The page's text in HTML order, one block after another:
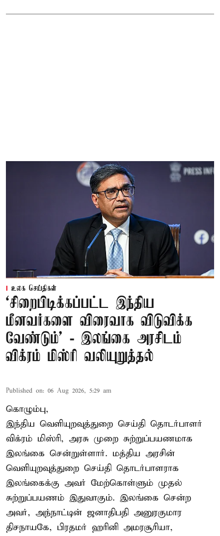
உலக செய்திகள்
‘சிறைபிடிக்கப்பட்ட இந்திய
மீனவர்களை விரைவாக விடுவிக்க
வேண்டும்' - இலங்கை அரசிடம்
விக்ரம் மிஸ்ரி வலியுறுத்தல்
Published on: 06 Aug 2026, 5:29 am
கொழும்பு,
இந்திய வெளியுறவுத்துறை செய்தி தொடர்பாளர்
விக்ரம் மிஸ்ரி, அரசு முறை சுற்றுப்பயணமாக
இலங்கை சென்றுள்ளார். மத்திய அரசின்
வெளியுறவுத்துறை செய்தி தொடர்பாளராக
இலங்கைக்கு அவர் மேற்கொள்ளும் முதல்
சுற்றுப்பயணம் இதுவாகும். இலங்கை சென்ற
அவர், அந்நாட்டின் ஜனாதிபதி அனுரகுமார
திசநாயகே, பிரதமர் ஹரினி அமரசூரியா,